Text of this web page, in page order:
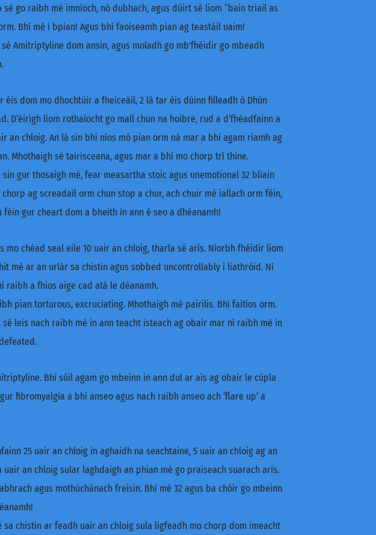
go raibh mé imníoch, nó dubhach, agus dúirt sé liom “bain triail as
Bhí mé i bpian! Agus bhí faoiseamh pian ag teastáil uaim!
Amitriptyline dom ansin, agus moladh go mb'fhéidir go mbeadh
dom mo dhochtúir a fheiceáil, 2 lá tar éis dúinn filleadh ó Dhún
D’éirigh liom rothaíocht go mall chun na hoibre, rud a d’fhéadfainn a
an chloig. An lá sin bhí níos mó pian orm ná mar a bhí agam riamh ag
Mhothaigh sé tairisceana, agus mar a bhí mo chorp trí thine.
gur thosaigh mé, fear measartha stoic agus unemotional 32 bliain
ag screadaíl orm chun stop a chur, ach chuir mé iallach orm féin,
gur cheart dom a bheith in ann é seo a dhéanamh!
chéad seal eile 10 uair an chloig, tharla sé arís. Níorbh fhéidir liom
mé ar an urlár sa chistin agus sobbed uncontrollably i liathróid. Ní
raibh a fhios aige cad atá le déanamh.
pian torturous, excruciating. Mhothaigh mé pairilis. Bhí faitíos orm.
leis nach raibh mé in ann teacht isteach ag obair mar ní raibh mé in
Bhí súil agam go mbeinn in ann dul ar ais ag obair le cúpla
fibromyalgia a bhí anseo agus nach raibh anseo ach ‘flare up’ a
25 uair an chloig in aghaidh na seachtaine, 5 uair an chloig ag an
an chloig sular laghdaigh an phian mé go praiseach suarach arís.
agus mothúchánach freisin. Bhí mé 32 agus ba chóir go mbeinn
chistin ar feadh uair an chloig sula ligfeadh mo chorp dom imeacht